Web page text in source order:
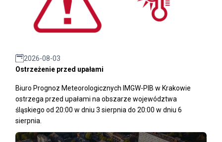
2026-08-03
Ostrzeżenie przed upałami
Biuro Prognoz Meteorologicznych IMGW-PIB w Krakowie
ostrzega przed upałami na obszarze województwa
śląskiego od 20:00 w dniu 3 sierpnia do 20:00 w dniu 6
sierpnia.